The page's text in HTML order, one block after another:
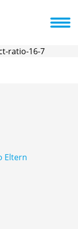
Schwerpunkte
Eltern